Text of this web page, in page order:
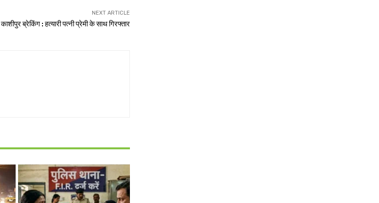
NEXT ARTICLE
काशीपुर ब्रेकिंग : हत्यारी पत्नी प्रेमी के साथ गिरफ्तार